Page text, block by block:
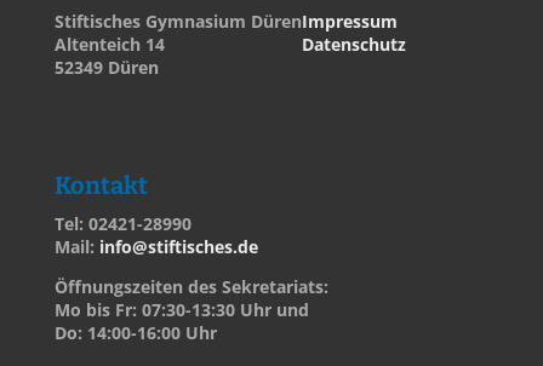
Stiftisches Gymnasium Düren
Altenteich 14
52349 Düren
Impressum
Datenschutz
Kontakt
Tel: 02421-28990
Mail: info@stiftisches.de
Öffnungszeiten des Sekretariats:
Mo bis Fr: 07:30-13:30 Uhr und
Do: 14:00-16:00 Uhr